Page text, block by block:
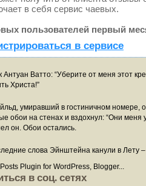
в себя сервис чаевых.
пользователей первый
в сервисе
Антуан Ватто: “Уберите от меня этот
Христа!”
умиравший в гостиничном номере,
обои на стенах и вздохнул: “Они меня
он. Обои остались.
слова Эйнштейна канули в Лету
в соц. сетях